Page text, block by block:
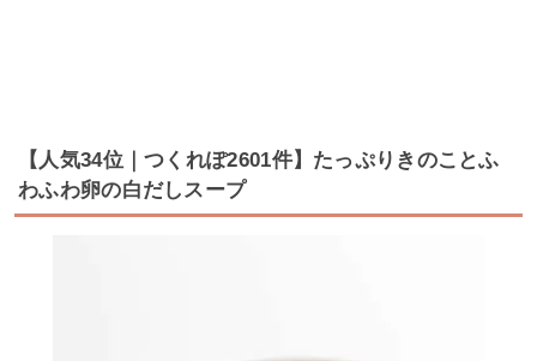
【人気34位｜つくれぽ2601件】たっぷりきのことふ
わふわ卵の白だしスープ